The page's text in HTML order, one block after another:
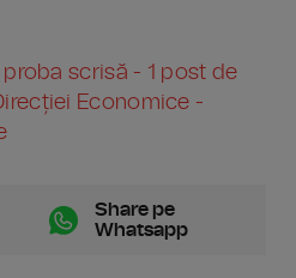
scrisă - 1 post de
Economice -
Share pe
Whatsapp